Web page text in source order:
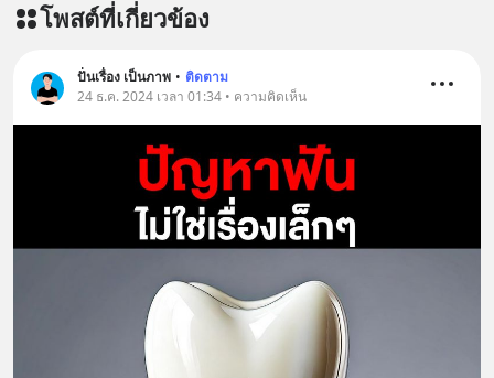
โพสต์ที่เกี่ยวข้อง
ปั่นเรื่อง เป็นภาพ • ติดตาม
24 ธ.ค. 2024 เวลา 01:34 • ความคิดเห็น